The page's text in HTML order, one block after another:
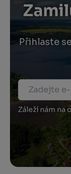
Přihlaste
Záleží nám na